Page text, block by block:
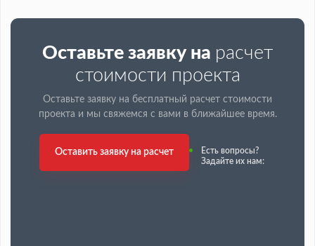
Оставьте заявку на расчет
стоимости проекта
Оставьте заявку на бесплатный расчет стоимости
проекта и мы свяжемся с вами в ближайшее время.
Оставить заявку на расчет
Есть вопросы?
Задайте их нам: